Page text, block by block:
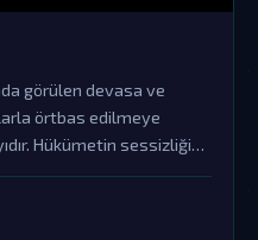
görülen devasa ve
örtbas edilmeye
Hükümetin sessizliği
dışı zekanın açık